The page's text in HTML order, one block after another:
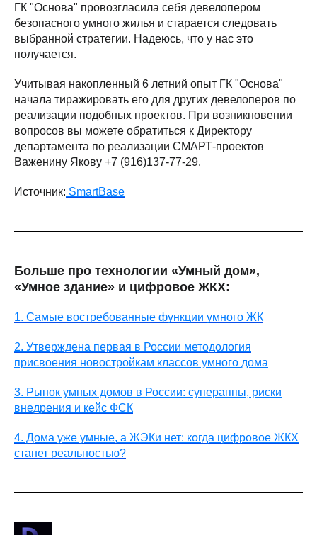
ГК "Основа" провозгласила себя девелопером
безопасного умного жилья и старается следовать
выбранной стратегии. Надеюсь, что у нас это
получается.
Учитывая накопленный 6 летний опыт ГК "Основа"
начала тиражировать его для других девелоперов по
реализации подобных проектов. При возникновении
вопросов вы можете обратиться к Директору
департамента по реализации СМАРТ-проектов
Важенину Якову +7 (916)137-77-29.
Источник: SmartBase
Больше про технологии «Умный дом»,
«Умное здание» и цифровое ЖКХ:
1. Самые востребованные функции умного ЖК
2. Утверждена первая в России методология
присвоения новостройкам классов умного дома
3. Рынок умных домов в России: супераппы, риски
внедрения и кейс ФСК
4. Дома уже умные, а ЖЭКи нет: когда цифровое ЖКХ
станет реальностью?